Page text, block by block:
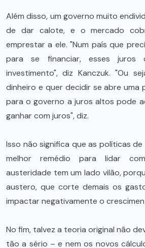
Além disso, um governo muito
de dar calote, e o mercado
emprestar a ele. "Num país que
para se financiar, esses juros
investimento", diz Kanczuk. "Ou
dinheiro e quer decidir se abre uma
para o governo a juros altos pode
ganhar com juros", diz.
Isso não significa que as políticas
melhor remédio para lidar
austeridade tem um lado vilão,
austero, que corte demais os
impactar negativamente o
No fim, talvez a teoria original não
tão a sério – e nem os novos